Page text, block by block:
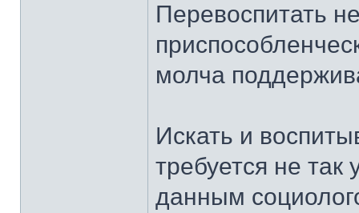
Перевоспитать
молча
Искать и
требуется не
данным